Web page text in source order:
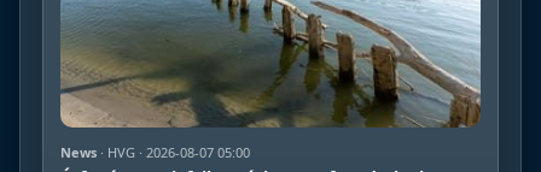
News · HVG · 2026-08-07 05:00